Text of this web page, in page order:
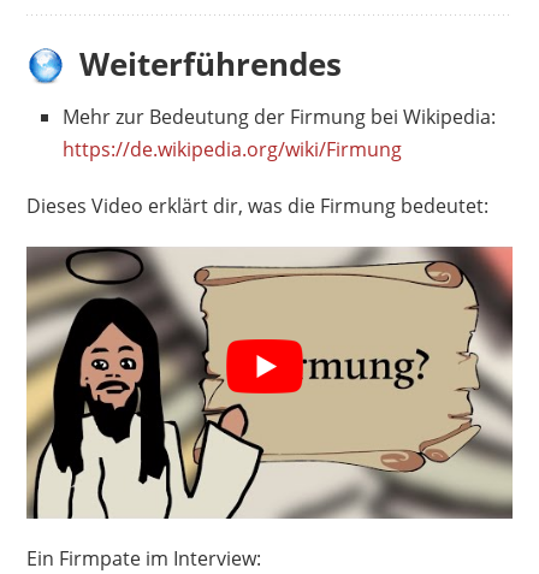
Weiterführendes
Mehr zur Bedeutung der Firmung bei Wikipedia:
https://de.wikipedia.org/wiki/Firmung
Dieses Video erklärt dir, was die Firmung bedeutet:
Ein Firmpate im Interview: